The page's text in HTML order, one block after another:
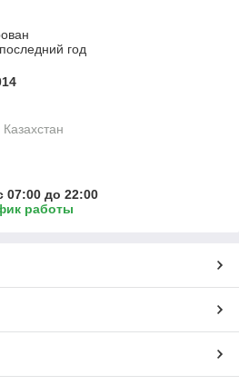
год
07:00 до 22:00
работы